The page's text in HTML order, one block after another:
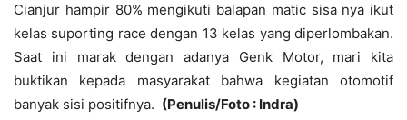
Cianjur hampir 80% mengikuti balapan matic sisa nya ikut
kelas suporting race dengan 13 kelas yang diperlombakan.
Saat ini marak dengan adanya Genk Motor, mari kita
buktikan kepada masyarakat bahwa kegiatan otomotif
banyak sisi positifnya. (Penulis/Foto : Indra)